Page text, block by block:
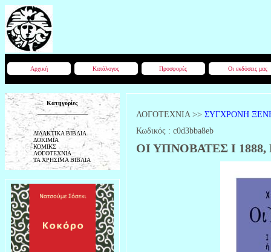
Αρχική Κατάλογος Προσφορές Οι εκδόσεις μας
Κατηγορίες
ΔΙΔΑΚΤΙΚΑ ΒΙΒΛΙΑ
ΔΟΚΙΜΙΑ
ΚΟΜΙΚΣ
ΛΟΓΟΤΕΧΝΙΑ
ΤΑ ΧΡΗΣΙΜΑ ΒΙΒΛΙΑ
ΛΟΓΟΤΕΧΝΙΑ >> ΣΥΓΧΡΟΝΗ
Κωδικός : c0d3bba8eb
ΟΙ ΥΠΝΟΒΑΤΕΣ Ι 1888,